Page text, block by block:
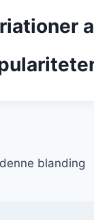
blanding